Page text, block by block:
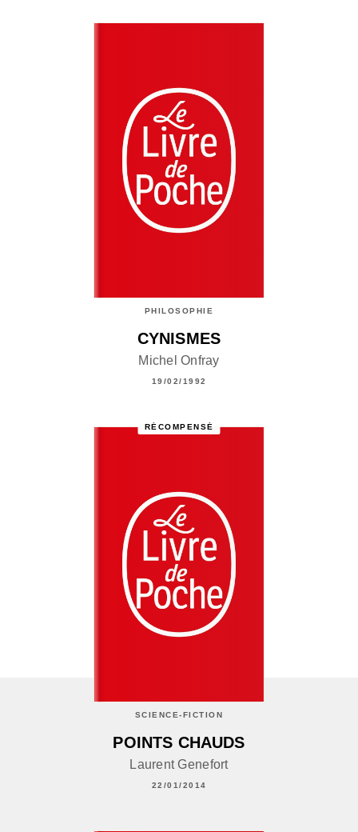
PHILOSOPHIE
CYNISMES
Michel Onfray
19/02/1992
RÉCOMPENSÉ
SCIENCE-FICTION
POINTS CHAUDS
Laurent Genefort
22/01/2014